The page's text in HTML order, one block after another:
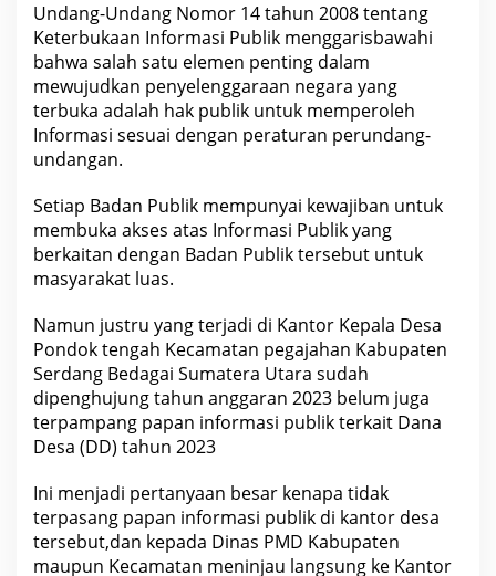
Undang-Undang Nomor 14 tahun 2008 tentang
Keterbukaan Informasi Publik menggarisbawahi
bahwa salah satu elemen penting dalam
mewujudkan penyelenggaraan negara yang
terbuka adalah hak publik untuk memperoleh
Informasi sesuai dengan peraturan perundang-
undangan.
Setiap Badan Publik mempunyai kewajiban untuk
membuka akses atas Informasi Publik yang
berkaitan dengan Badan Publik tersebut untuk
masyarakat luas.
Namun justru yang terjadi di Kantor Kepala Desa
Pondok tengah Kecamatan pegajahan Kabupaten
Serdang Bedagai Sumatera Utara sudah
dipenghujung tahun anggaran 2023 belum juga
terpampang papan informasi publik terkait Dana
Desa (DD) tahun 2023
Ini menjadi pertanyaan besar kenapa tidak
terpasang papan informasi publik di kantor desa
tersebut,dan kepada Dinas PMD Kabupaten
maupun Kecamatan meninjau langsung ke Kantor